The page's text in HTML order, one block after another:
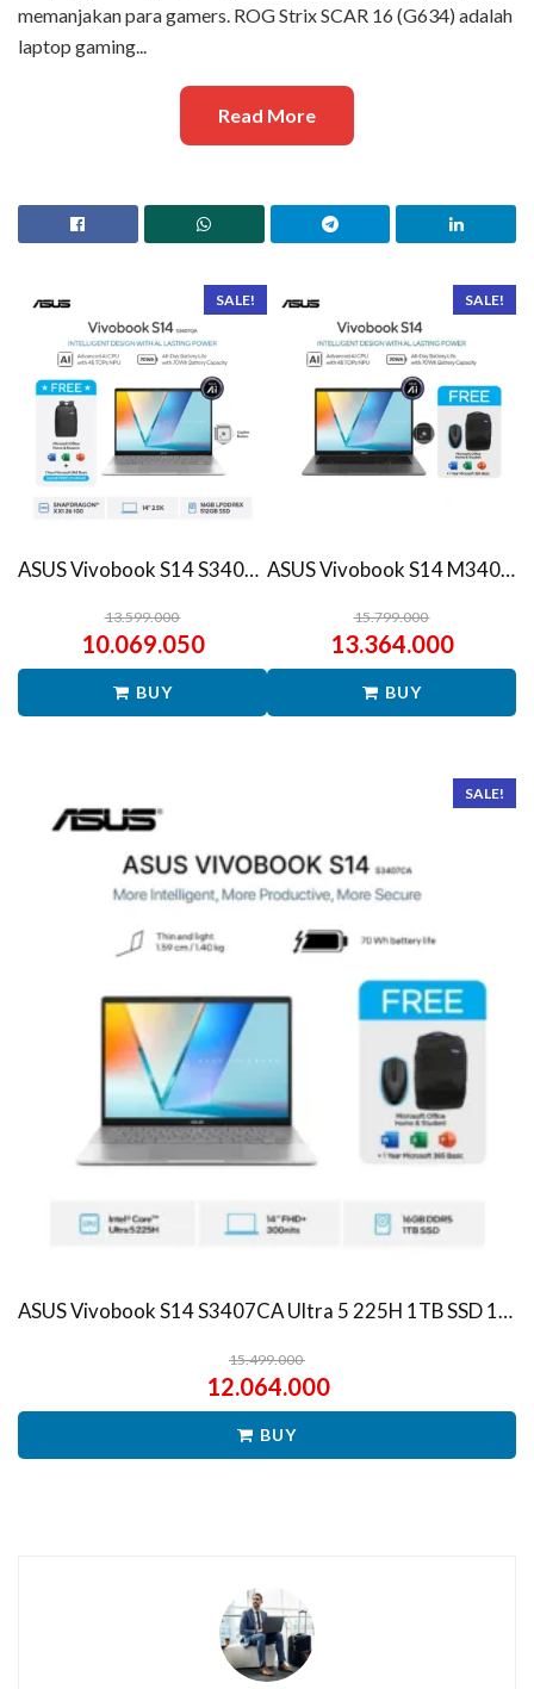
memanjakan para gamers. ROG Strix SCAR 16 (G634) adalah
laptop gaming...
Read More
SALE!
ASUS Vivobook S14 S3407QA – IPSP151M – Matte Gray
13.599.000
10.069.050
BUY
SALE!
ASUS Vivobook S14 M3407HA Ryzen 7 260 1TB SSD 16GB WUXGA IPS Win11+OHS
15.799.000
13.364.000
BUY
SALE!
ASUS Vivobook S14 S3407CA Ultra 5 225H 1TB SSD 16GB WUXGA IPS Win11+OHS
15.499.000
12.064.000
BUY